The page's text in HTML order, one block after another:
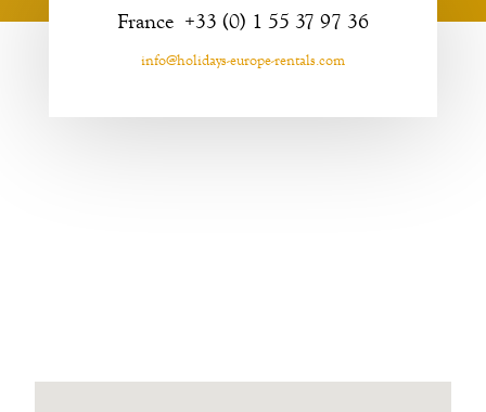
France +33 (0) 1 55 37 97 36
info@holidays-europe-rentals.com